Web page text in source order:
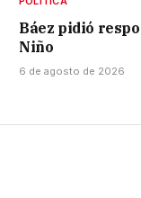
Báez pidió
Niño
6 de agosto de 2026